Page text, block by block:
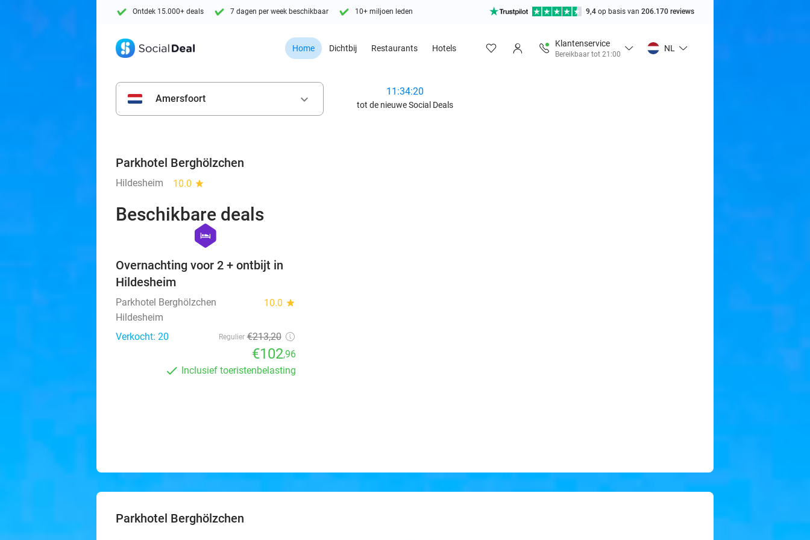
Ontdek 15.000+ deals 7 dagen per week beschikbaar 10+ miljoen leden 9,4 op basis van 206.170 reviews
Home Dichtbij Restaurants Hotels
Klantenservice
Bereikbaar tot 21:00
NL
Amersfoort keyboard_arrow_down
11:34:19
tot de nieuwe Social Deals
Parkhotel Berghölzchen
Hildesheim 10.0 star
Beschikbare deals
hexagon
hotel
Overnachting voor 2 + ontbijt in
Hildesheim
Parkhotel Berghölzchen 10.0 star
Hildesheim
Verkocht: 20
Regulier €213,20
€102,96
Inclusief toeristenbelasting
Parkhotel Berghölzchen